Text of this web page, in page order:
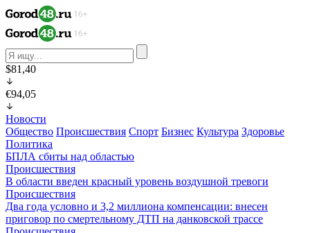
$81,40
€94,05
Новости
Общество Происшествия Спорт Бизнес Культура Здоровье
Политика
БПЛА сбиты над областью
Происшествия
В области введен красный уровень воздушной тревоги
Происшествия
Два года условно и 3,2 миллиона компенсации: внесен
приговор по смертельному ДТП на данковской трассе